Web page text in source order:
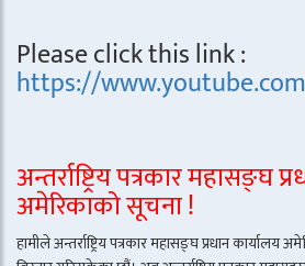
Please click this link :
https://
अन्तर्राष्ट्रिय पत्रकार महासङ्घ
अमेरिकाको सूचना !
हामीले अन्तर्राष्ट्रिय पत्रकार महासङ्घ प्रधान कार्यालय